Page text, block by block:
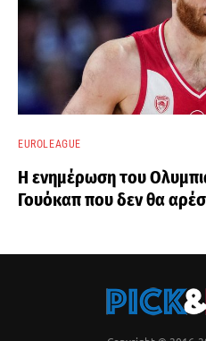
EUROLEAGUE
Η ενημέρωση του
Γουόκαπ που δεν θα